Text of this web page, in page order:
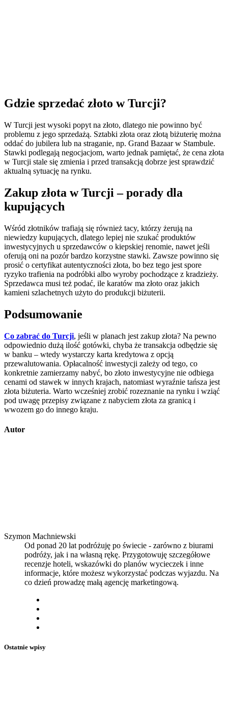
Gdzie sprzedać złoto w Turcji?
W Turcji jest wysoki popyt na złoto, dlatego nie powinno być
problemu z jego sprzedażą. Sztabki złota oraz złotą biżuterię można
oddać do jubilera lub na straganie, np. Grand Bazaar w Stambule.
Stawki podlegają negocjacjom, warto jednak pamiętać, że cena złota
w Turcji stale się zmienia i przed transakcją dobrze jest sprawdzić
aktualną sytuację na rynku.
Zakup złota w Turcji – porady dla
kupujących
Wśród złotników trafiają się również tacy, którzy żerują na
niewiedzy kupujących, dlatego lepiej nie szukać produktów
inwestycyjnych u sprzedawców o kiepskiej renomie, nawet jeśli
oferują oni na pozór bardzo korzystne stawki. Zawsze powinno się
prosić o certyfikat autentyczności złota, bo bez tego jest spore
ryzyko trafienia na podróbki albo wyroby pochodzące z kradzieży.
Sprzedawca musi też podać, ile karatów ma złoto oraz jakich
kamieni szlachetnych użyto do produkcji biżuterii.
Podsumowanie
Co zabrać do Turcji, jeśli w planach jest zakup złota? Na pewno
odpowiednio dużą ilość gotówki, chyba że transakcja odbędzie się
w banku – wtedy wystarczy karta kredytowa z opcją
przewalutowania. Opłacalność inwestycji zależy od tego, co
konkretnie zamierzamy nabyć, bo złoto inwestycyjne nie odbiega
cenami od stawek w innych krajach, natomiast wyraźnie tańsza jest
złota biżuteria. Warto wcześniej zrobić rozeznanie na rynku i wziąć
pod uwagę przepisy związane z nabyciem złota za granicą i
wwozem go do innego kraju.
Autor
Szymon Machniewski
Od ponad 20 lat podróżuję po świecie - zarówno z biurami
podróży, jak i na własną rękę. Przygotowuję szczegółowe
recenzje hoteli, wskazówki do planów wycieczek i inne
informacje, które możesz wykorzystać podczas wyjazdu. Na
co dzień prowadzę małą agencję marketingową.
Ostatnie wpisy